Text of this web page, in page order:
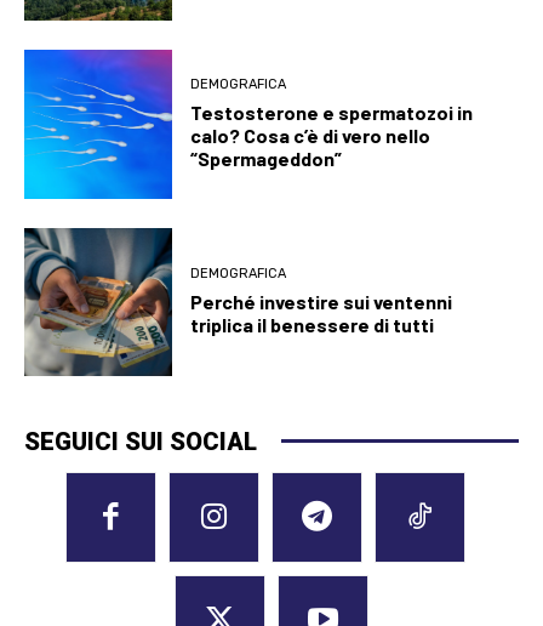
DEMOGRAFICA
Testosterone e spermatozoi in
calo? Cosa c’è di vero nello
“Spermageddon”
DEMOGRAFICA
Perché investire sui ventenni
triplica il benessere di tutti
SEGUICI SUI SOCIAL